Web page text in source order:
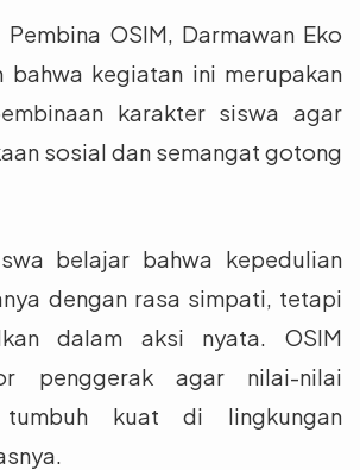
OSIM, Darmawan Eko
bahwa kegiatan ini merupakan
karakter siswa agar
sosial dan semangat gotong
belajar bahwa kepedulian
dengan rasa simpati, tetapi
dalam aksi nyata. OSIM
penggerak agar nilai-nilai
tumbuh kuat di lingkungan